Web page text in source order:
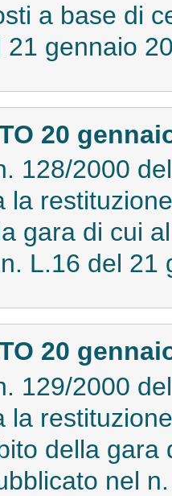
a base di
21 gennaio
20
128/2000
la
gara di cui
L.16 del
20
129/2000
la
della gara
nel